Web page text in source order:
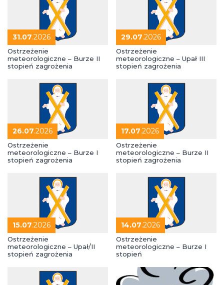
31.07.2026
Ostrzeżenie
meteorologiczne – Burze II
stopień zagrożenia
29.07.2026
Ostrzeżenie
meteorologiczne – Upał III
stopień zagrożenia
26.07.2026
Ostrzeżenie
meteorologiczne – Burze I
stopień zagrożenia
17.07.2026
Ostrzeżenie
meteorologiczne – Burze II
stopień zagrożenia
15.07.2026
Ostrzeżenie
meteorologiczne – Upał/II
stopień zagrożenia
14.07.2026
Ostrzeżenie
meteorologiczne – Burze I
stopień